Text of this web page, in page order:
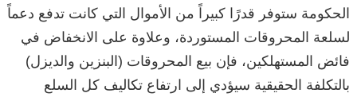
الحكومة ستوفر قدرًا كبيراً من الأموال التي كانت تدفع دعماً
لسلعة المحروقات المستوردة، وعلاوة على الانخفاض في
فائض المستهلكين، فإن بيع المحروقات (البنزين والديزل)
بالتكلفة الحقيقية سيؤدي إلى ارتفاع تكاليف كل السلع